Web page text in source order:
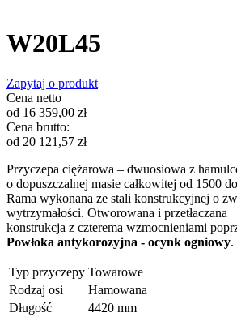
W20L45
Zapytaj o produkt
Cena netto
od 16 359,00 zł
Cena brutto:
od 20 121,57 zł
Przyczepa ciężarowa – dwuosiowa z
o dopuszczalnej masie całkowitej od 1500
Rama wykonana ze stali konstrukcyjnej o
wytrzymałości. Otworowana i przetłaczana
konstrukcja z czterema wzmocnieniami
Powłoka antykorozyjna - ocynk ogniowy.
Typ przyczepy Towarowe
Rodzaj osi
Hamowana
Długość
4420 mm